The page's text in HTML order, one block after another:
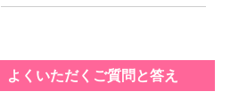
よくいただくご質問と答え